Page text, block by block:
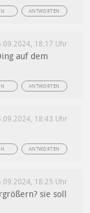
ANTWORTEN
18:17 Uhr
auf dem
ANTWORTEN
18:43 Uhr
ANTWORTEN
18:25 Uhr
sie soll